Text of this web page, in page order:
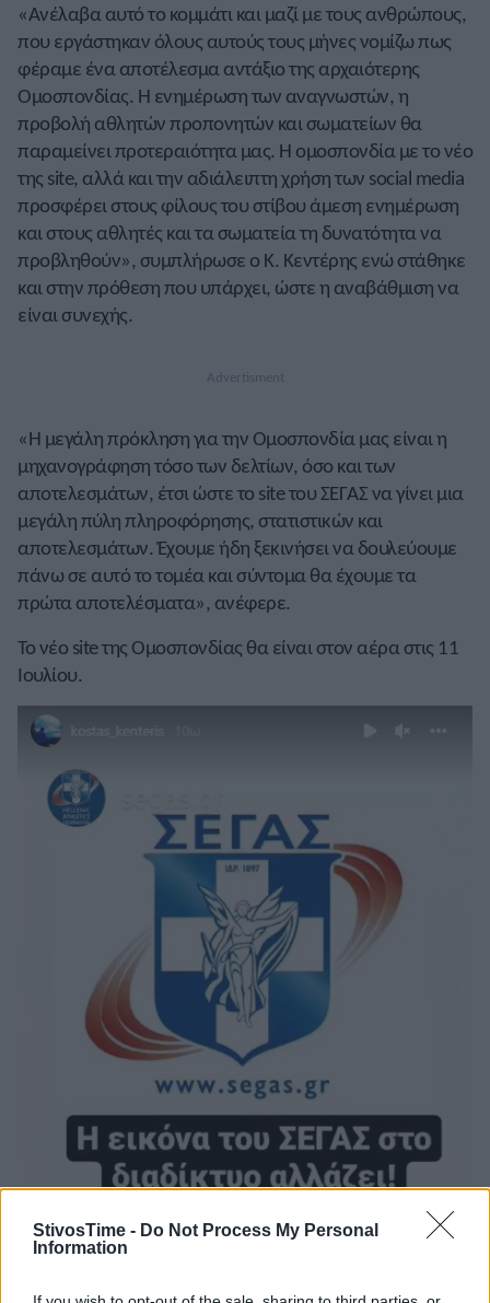
StivosTime - Do Not Process My Personal
Information
«Ανέλαβα αυτό το κομμάτι και μαζί με τους ανθρώπους,
που εργάστηκαν όλους αυτούς τους μήνες νομίζω πως
φέραμε ένα αποτέλεσμα αντάξιο της αρχαιότερης
Ομοσπονδίας. Η ενημέρωση των αναγνωστών, η
προβολή αθλητών προπονητών και σωματείων θα
παραμείνει προτεραιότητα μας. Η ομοσπονδία με το νέο
της site, αλλά και την αδιάλειπτη χρήση των social media
προσφέρει στους φίλους του στίβου άμεση ενημέρωση
και στους αθλητές και τα σωματεία τη δυνατότητα να
προβληθούν», συμπλήρωσε ο Κ. Κεντέρης ενώ στάθηκε
και στην πρόθεση που υπάρχει, ώστε η αναβάθμιση να
είναι συνεχής.
«Η μεγάλη πρόκληση για την Ομοσπονδία μας είναι η
μηχανογράφηση τόσο των δελτίων, όσο και των
αποτελεσμάτων, έτσι ώστε το site του ΣΕΓΑΣ να γίνει μια
μεγάλη πύλη πληροφόρησης, στατιστικών και
αποτελεσμάτων. Έχουμε ήδη ξεκινήσει να δουλεύουμε
πάνω σε αυτό το τομέα και σύντομα θα έχουμε τα
πρώτα αποτελέσματα», ανέφερε.
Το νέο site της Ομοσπονδίας θα είναι στον αέρα στις 11
Ιουλίου.